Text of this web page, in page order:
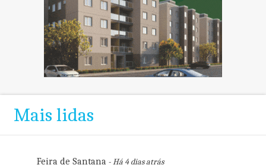
Mais lidas
Feira de Santana- Há 4 dias atrás